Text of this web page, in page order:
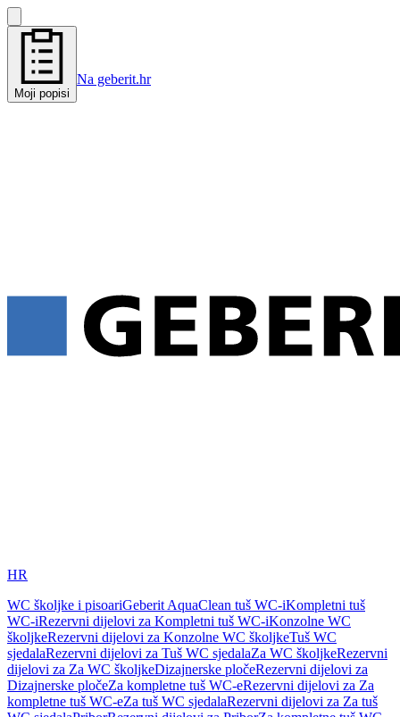
Moji popisi
Na geberit.hr
HR
WC školjke i pisoariGeberit AquaClean tuš WC-iKompletni tuš
WC-iRezervni dijelovi za Kompletni tuš WC-iKonzolne WC
školjkeRezervni dijelovi za Konzolne WC školjkeTuš WC
sjedalaRezervni dijelovi za Tuš WC sjedalaZa WC školjkeRezervni
dijelovi za Za WC školjkeDizajnerske pločeRezervni dijelovi za
Dizajnerske pločeZa kompletne tuš WC-eRezervni dijelovi za Za
kompletne tuš WC-eZa tuš WC sjedalaRezervni dijelovi za Za tuš